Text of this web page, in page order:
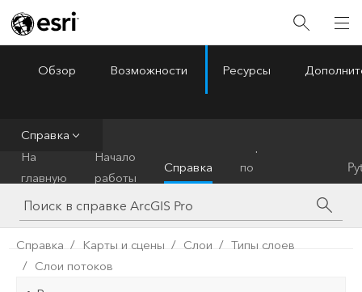
ArcGIS Pro
Обзор Возможности Ресурсы
Справка
На
главную
Начало
работы
Справка
по
инструментам
Справка Карты и сцены Слои
Типы слоев
Слои потоков